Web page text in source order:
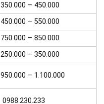
350.000 – 450.000
450.000 – 550.000
750.000 – 850.000
250.000 – 350.000
950.000 – 1.100.000
0988.230.233